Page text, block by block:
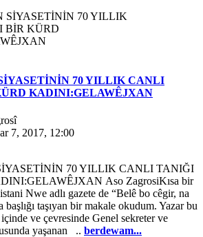
70 YILLIK CANLI
KADINI:GELAWÊJXAN
7, 2017, 12:00
70 YILLIK CANLI TANIĞI
Aso ZagrosiKısa bir
Nwe adlı gazete de “Belê bo cêgir, na
başlığı taşıyan bir makale okudum. Yazar bu
ve çevresinde Genel sekreter ve
yaşanan .. berdewam...